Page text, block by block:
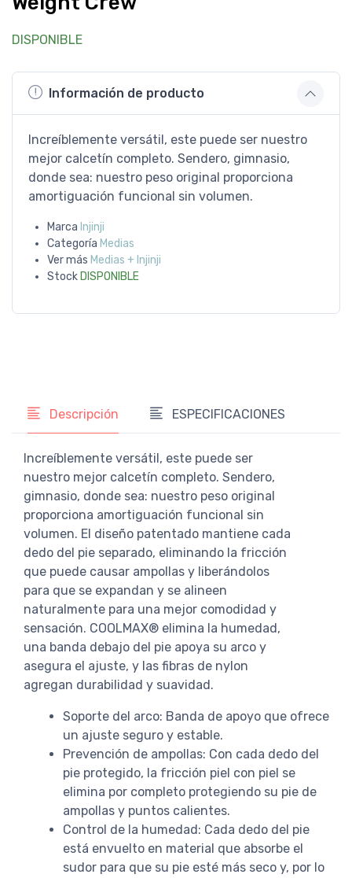
DISPONIBLE
Información de producto
Increíblemente versátil, este puede ser nuestro
mejor calcetín completo. Sendero, gimnasio,
donde sea: nuestro peso original proporciona
amortiguación funcional sin volumen.
Marca Injinji
Categoría Medias
Ver más Medias + Injinji
Stock DISPONIBLE
Descripción ESPECIFICACIONES
Increíblemente versátil, este puede ser
nuestro mejor calcetín completo. Sendero,
gimnasio, donde sea: nuestro peso original
proporciona amortiguación funcional sin
volumen. El diseño patentado mantiene cada
dedo del pie separado, eliminando la fricción
que puede causar ampollas y liberándolos
para que se expandan y se alineen
naturalmente para una mejor comodidad y
sensación. COOLMAX® elimina la humedad,
una banda debajo del pie apoya su arco y
asegura el ajuste, y las fibras de nylon
agregan durabilidad y suavidad.
Soporte del arco: Banda de apoyo que ofrece
un ajuste seguro y estable.
Prevención de ampollas: Con cada dedo del
pie protegido, la fricción piel con piel se
elimina por completo protegiendo su pie de
ampollas y puntos calientes.
Control de la humedad: Cada dedo del pie
está envuelto en material que absorbe el
sudor para que su pie esté más seco y, por lo